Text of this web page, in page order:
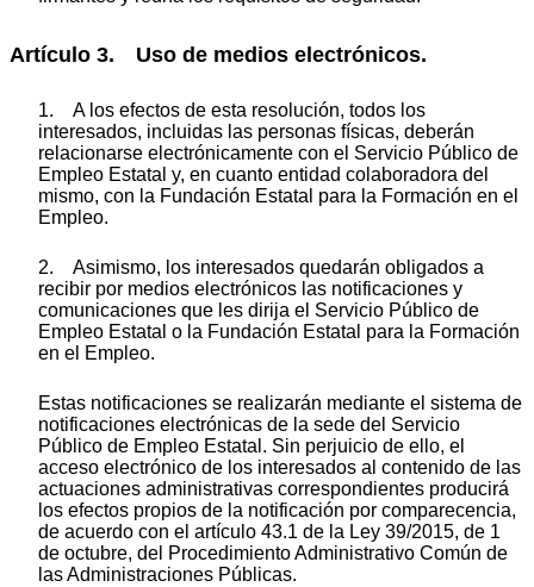
Artículo 3. Uso de medios electrónicos.
1. A los efectos de esta resolución, todos los
interesados, incluidas las personas físicas, deberán
relacionarse electrónicamente con el Servicio Público de
Empleo Estatal y, en cuanto entidad colaboradora del
mismo, con la Fundación Estatal para la Formación en el
Empleo.
2. Asimismo, los interesados quedarán obligados a
recibir por medios electrónicos las notificaciones y
comunicaciones que les dirija el Servicio Público de
Empleo Estatal o la Fundación Estatal para la Formación
en el Empleo.
Estas notificaciones se realizarán mediante el sistema de
notificaciones electrónicas de la sede del Servicio
Público de Empleo Estatal. Sin perjuicio de ello, el
acceso electrónico de los interesados al contenido de las
actuaciones administrativas correspondientes producirá
los efectos propios de la notificación por comparecencia,
de acuerdo con el artículo 43.1 de la Ley 39/2015, de 1
de octubre, del Procedimiento Administrativo Común de
las Administraciones Públicas.